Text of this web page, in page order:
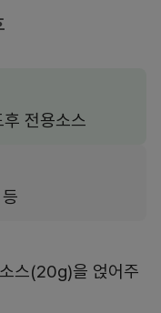
전용소스
스(20g)을 얹어주